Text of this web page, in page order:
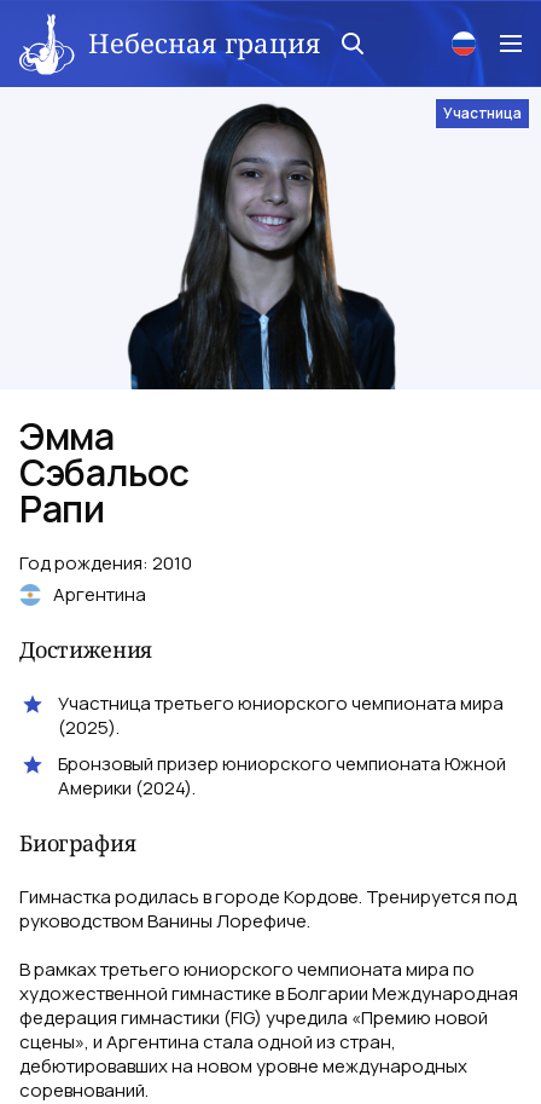
Небесная грация
Участница
Эмма
Сэбальос
Рапи
Год рождения: 2010
Аргентина
Достижения
Участница третьего юниорского чемпионата мира
(2025).
Бронзовый призер юниорского чемпионата Южной
Америки (2024).
Биография
Гимнастка родилась в городе Кордове. Тренируется под
руководством Ванины Лорефиче.
В рамках третьего юниорского чемпионата мира по
художественной гимнастике в Болгарии Международная
федерация гимнастики (FIG) учредила «Премию новой
сцены», и Аргентина стала одной из стран,
дебютировавших на новом уровне международных
соревнований.